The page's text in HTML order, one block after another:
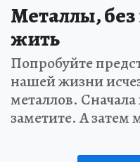
Металлы,
жить
Попробуйте
нашей жизни
металлов.
заметите. А затем